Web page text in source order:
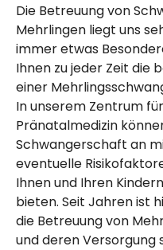
Die Betreuung von
Mehrlingen liegt uns
immer etwas
Ihnen zu jeder Zeit die
einer
In unserem Zentrum
Pränatalmedizin
Schwangerschaft an
eventuelle
Ihnen und Ihren
bieten. Seit Jahren ist
die Betreuung von
und deren Versorgung